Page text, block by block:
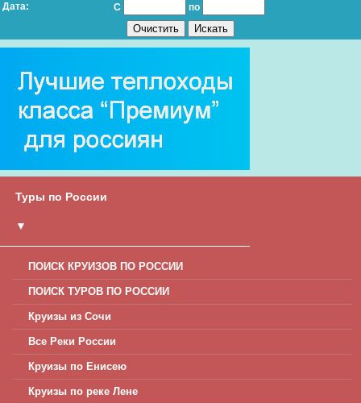
Дата:
С по
Туры по России
▼
ПОИСК КРУИЗОВ ПО РОССИИ
ПОИСК ТУРОВ ПО РОССИИ
Круизы из Сочи
Все Реки России
Круизы по Енисею
Круизы по реке Лене